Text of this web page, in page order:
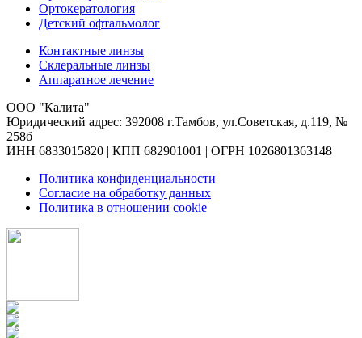
Ортокератология
Детский офтальмолог
Контактные линзы
Склеральные линзы
Аппаратное лечение
ООО "Калита"
Юридический адрес: 392008 г.Тамбов, ул.Советская, д.119, №
258б
ИНН 6833015820 | КПП 682901001 | ОГРН 1026801363148
Политика конфиденциальности
Согласие на обработку данных
Политика в отношении cookie